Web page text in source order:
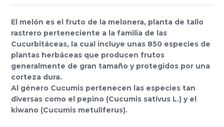
El melón es el fruto de la melonera, planta de tallo
rastrero perteneciente a la familia de las
Cucurbitáceas, la cual incluye unas 850 especies de
plantas herbáceas que producen frutos
generalmente de gran tamaño y protegidos por una
corteza dura.
Al género Cucumis pertenecen las especies tan
diversas como el pepino (Cucumis sativus L.) y el
kiwano (Cucumis metuliferus).